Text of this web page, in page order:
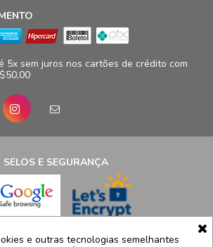
5x sem juros nos cartões de crédito com
SELOS E SEGURANÇA
Eireli | CNPJ: 19.316.833/0009-41
e outras tecnologias semelhantes